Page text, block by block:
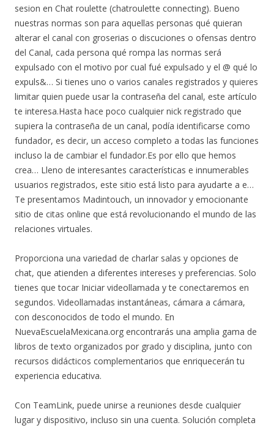
sesion en Chat roulette (chatroulette connecting). Bueno
nuestras normas son para aquellas personas qué quieran
alterar el canal con groserias o discuciones o ofensas dentro
del Canal, cada persona qué rompa las normas será
expulsado con el motivo por cual fué expulsado y el @ qué lo
expuls&… Si tienes uno o varios canales registrados y quieres
limitar quien puede usar la contraseña del canal, este artículo
te interesa.Hasta hace poco cualquier nick registrado que
supiera la contraseña de un canal, podía identificarse como
fundador, es decir, un acceso completo a todas las funciones
incluso la de cambiar el fundador.Es por ello que hemos
crea… Lleno de interesantes características e innumerables
usuarios registrados, este sitio está listo para ayudarte a e…
Te presentamos Madintouch, un innovador y emocionante
sitio de citas online que está revolucionando el mundo de las
relaciones virtuales.
Proporciona una variedad de charlar salas y opciones de
chat, que atienden a diferentes intereses y preferencias. Solo
tienes que tocar Iniciar videollamada y te conectaremos en
segundos. Videollamadas instantáneas, cámara a cámara,
con desconocidos de todo el mundo. En
NuevaEscuelaMexicana.org encontrarás una amplia gama de
libros de texto organizados por grado y disciplina, junto con
recursos didácticos complementarios que enriquecerán tu
experiencia educativa.
Con TeamLink, puede unirse a reuniones desde cualquier
lugar y dispositivo, incluso sin una cuenta. Solución completa